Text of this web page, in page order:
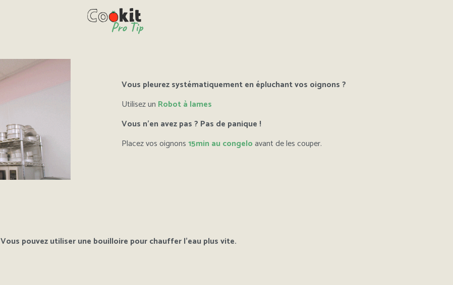
Pro Tip
Vous pleurez systématiquement en épluchant vos oignons ?
Utilisez un Robot à lames
Vous n’en avez pas ? Pas de panique !
Placez vos oignons15min au congeloavant de les couper.
Vous pouvez utiliser une bouilloire pour chauffer l’eau plus vite.